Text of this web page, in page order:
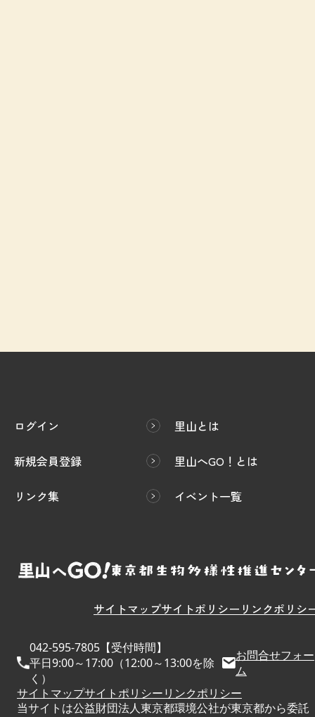
ログイン
新規会員登録
リンク集
里山とは
里山へGO！とは
イベント一覧
サイトマップサイトポリシー リンクポリシ
042-595-7805【受付時間】
平日9:00～17:00（12:00～13:00を除
く）
お問合せフォー
ム
サイトマップサイトポリシーリンクポリシー
当サイトは公益財団法人東京都環境公社が東京都から委託